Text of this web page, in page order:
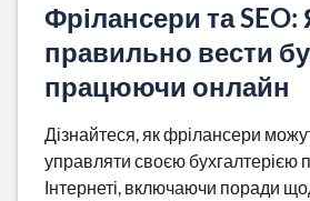
Фрілансери та SEO:
правильно вести
працюючи онлайн
Дізнайтеся, як фрілансери
управляти своєю бухгалтерією
Інтернеті, включаючи поради